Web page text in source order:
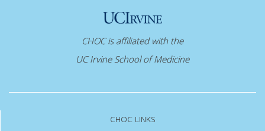
CHOC is affiliated with the
UC Irvine School of Medicine
CHOC LINKS